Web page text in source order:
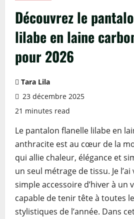
Découvrez le
lilabe en laine
pour 2026
Tara Lila
23 décembre 2025
21 minutes read
Le pantalon flanelle lilabe en
anthracite est au cœur de la
qui allie chaleur, élégance et
un seul métrage de tissu. Je l’ai
simple accessoire d’hiver à un
capable de tenir tête à toutes
stylistiques de l’année. Dans